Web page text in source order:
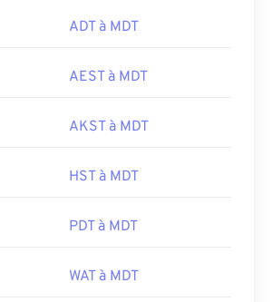
ADT à MDT
AEST à MDT
AKST à MDT
HST à MDT
PDT à MDT
WAT à MDT